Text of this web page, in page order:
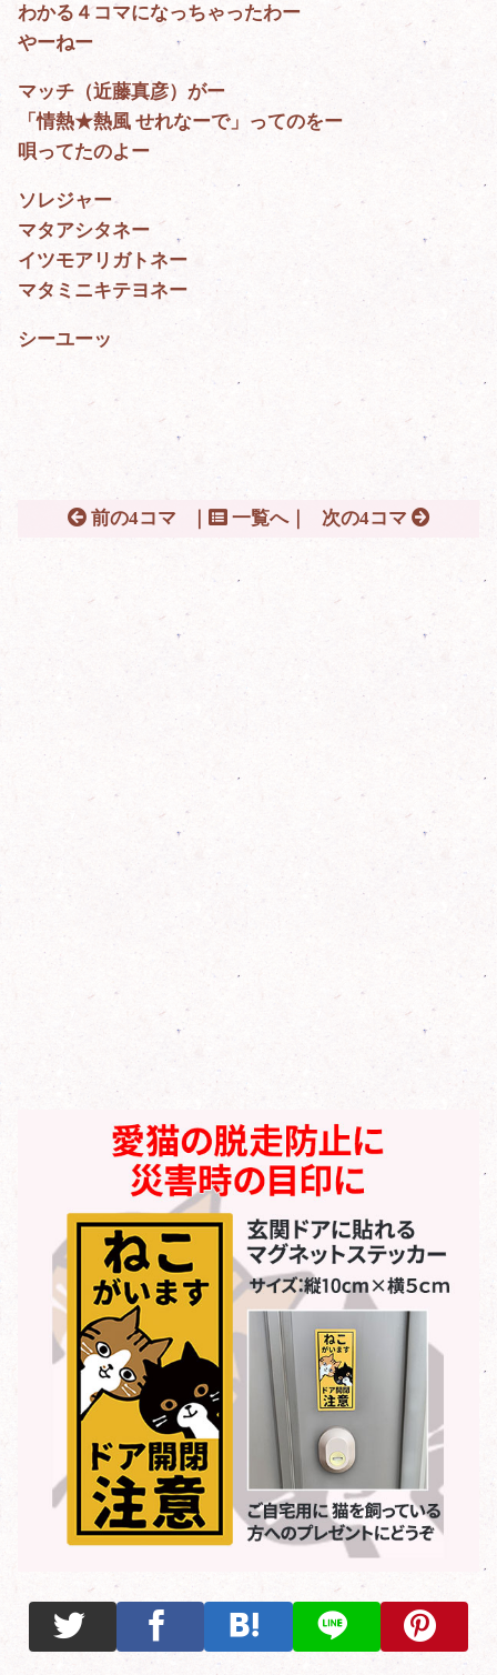
わかる４コマになっちゃったわー
やーねー
マッチ（近藤真彦）がー
「情熱★熱風 せれなーで」ってのをー
唄ってたのよー
ソレジャー
マタアシタネー
イツモアリガトネー
マタミニキテヨネー
シーユーッ
前の4コマ 一覧へ｜ 次の4コマ